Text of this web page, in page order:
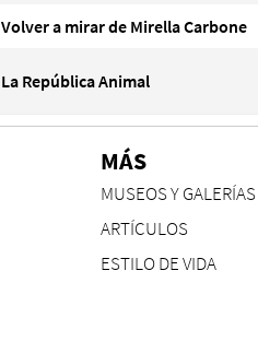
Volver a mirar de Mirella Carbone
La República Animal
MÁS
MUSEOS Y GALERÍAS
ARTÍCULOS
ESTILO DE VIDA